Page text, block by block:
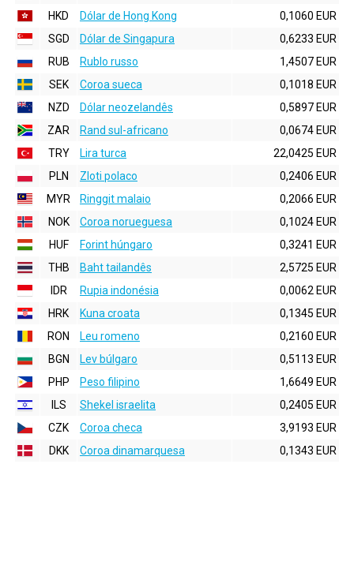
HKD
Dólar de Hong Kong
0,1060 EUR
SGD
Dólar de Singapura
0,6233 EUR
RUB
Rublo russo
1,4507 EUR
SEK
Coroa sueca
0,1018 EUR
NZD
Dólar neozelandês
0,5897 EUR
ZAR
Rand sul-africano
0,0674 EUR
TRY
Lira turca
22,0425 EUR
PLN
Zloti polaco
0,2406 EUR
MYR
Ringgit malaio
0,2066 EUR
NOK
Coroa norueguesa
0,1024 EUR
HUF
Forint húngaro
0,3241 EUR
THB
Baht tailandês
2,5725 EUR
IDR
Rupia indonésia
0,0062 EUR
HRK
Kuna croata
0,1345 EUR
RON
Leu romeno
0,2160 EUR
BGN
Lev búlgaro
0,5113 EUR
PHP
Peso filipino
1,6649 EUR
ILS
Shekel israelita
0,2405 EUR
CZK
Coroa checa
3,9193 EUR
DKK
Coroa dinamarquesa 0,1343 EUR